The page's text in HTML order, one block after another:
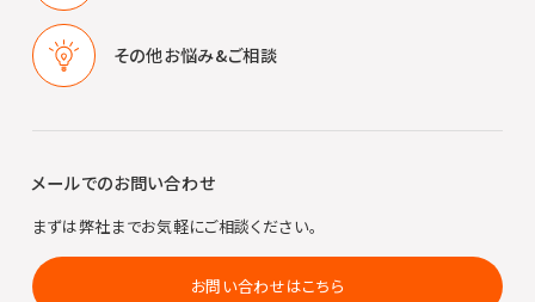
その他お悩み&ご相談
メールでのお問い合わせ
まずは弊社までお気軽にご相談ください。
お問い合わせはこちら